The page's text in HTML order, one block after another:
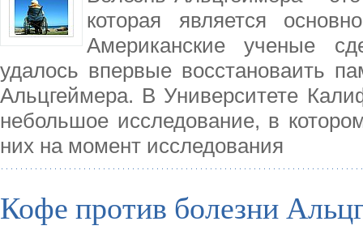
которая является
Американские ученые
удалось впервые восстановаить
Альцгеймера. В Университете
небольшое исследование, в
них на момент исследования
Кофе против болезни